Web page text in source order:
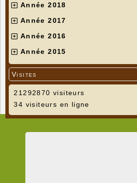
Année 2018
Année 2017
Année 2016
Année 2015
Visites
21292870 visiteurs
34 visiteurs en ligne